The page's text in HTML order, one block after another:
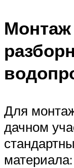
Монтаж
Для
дачном
материала: